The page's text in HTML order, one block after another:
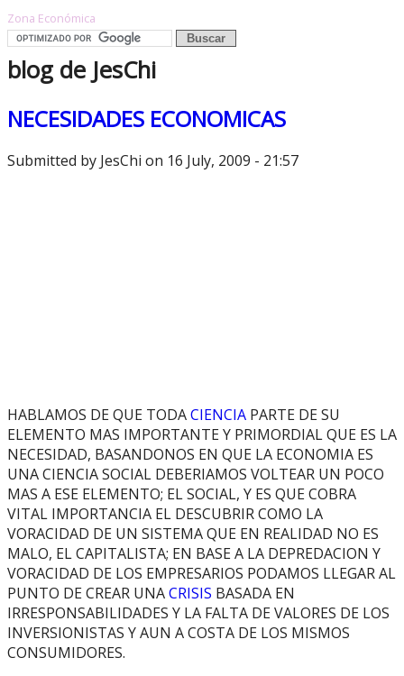
Zona Económica
blog de JesChi
NECESIDADES ECONOMICAS
Submitted by JesChi on 16 July, 2009 - 21:57
HABLAMOS DE QUE TODACIENCIA PARTE DE SU
ELEMENTO MAS IMPORTANTE Y PRIMORDIAL QUE ES LA
NECESIDAD, BASANDONOS EN QUE LA ECONOMIA ES
UNA CIENCIA SOCIAL DEBERIAMOS VOLTEAR UN POCO
MAS A ESE ELEMENTO; EL SOCIAL, Y ES QUE COBRA
VITAL IMPORTANCIA EL DESCUBRIR COMO LA
VORACIDAD DE UN SISTEMA QUE EN REALIDAD NO ES
MALO, EL CAPITALISTA; EN BASE A LA DEPREDACION Y
VORACIDAD DE LOS EMPRESARIOS PODAMOS LLEGAR AL
PUNTO DE CREAR UNACRISIS BASADA EN
IRRESPONSABILIDADES Y LA FALTA DE VALORES DE LOS
INVERSIONISTAS Y AUN A COSTA DE LOS MISMOS
CONSUMIDORES.